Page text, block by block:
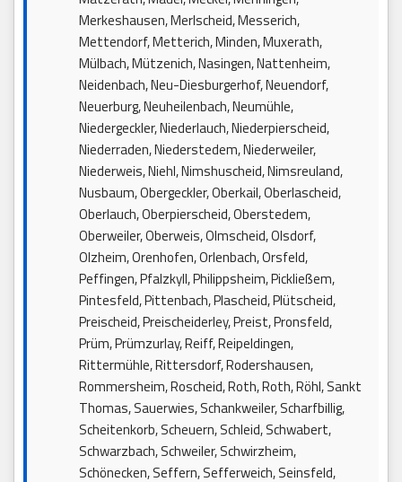
Merkeshausen, Merlscheid, Messerich,
Mettendorf, Metterich, Minden, Muxerath,
Mülbach, Mützenich, Nasingen, Nattenheim,
Neidenbach, Neu-Diesburgerhof, Neuendorf,
Neuerburg, Neuheilenbach, Neumühle,
Niedergeckler, Niederlauch, Niederpierscheid,
Niederraden, Niederstedem, Niederweiler,
Niederweis, Niehl, Nimshuscheid, Nimsreuland,
Nusbaum, Obergeckler, Oberkail, Oberlascheid,
Oberlauch, Oberpierscheid, Oberstedem,
Oberweiler, Oberweis, Olmscheid, Olsdorf,
Olzheim, Orenhofen, Orlenbach, Orsfeld,
Peffingen, Pfalzkyll, Philippsheim, Pickließem,
Pintesfeld, Pittenbach, Plascheid, Plütscheid,
Preischeid, Preischeiderley, Preist, Pronsfeld,
Prüm, Prümzurlay, Reiff, Reipeldingen,
Rittermühle, Rittersdorf, Rodershausen,
Rommersheim, Roscheid, Roth, Roth, Röhl, Sankt
Thomas, Sauerwies, Schankweiler, Scharfbillig,
Scheitenkorb, Scheuern, Schleid, Schwabert,
Schwarzbach, Schweiler, Schwirzheim,
Schönecken, Seffern, Sefferweich, Seinsfeld,